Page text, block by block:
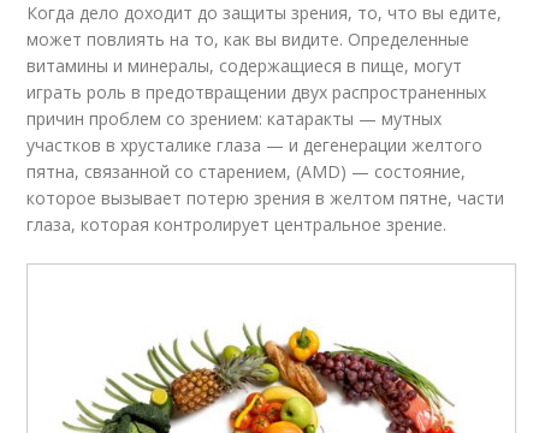
Когда дело доходит до защиты зрения, то, что вы едите,
может повлиять на то, как вы видите. Определенные
витамины и минералы, содержащиеся в пище, могут
играть роль в предотвращении двух распространенных
причин проблем со зрением: катаракты — мутных
участков в хрусталике глаза — и дегенерации желтого
пятна, связанной со старением, (AMD) — состояние,
которое вызывает потерю зрения в желтом пятне, части
глаза, которая контролирует центральное зрение.